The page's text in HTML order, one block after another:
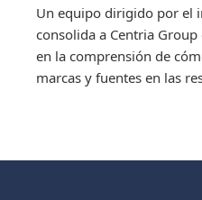
Un equipo dirigido por el
consolida a Centria
en la comprensión de
marcas y fuentes en las